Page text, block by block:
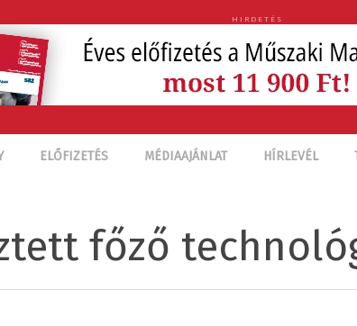
HIRDETÉS
ELŐFIZETÉS MÉDIAAJÁNLAT HÍRLEVÉL
főző